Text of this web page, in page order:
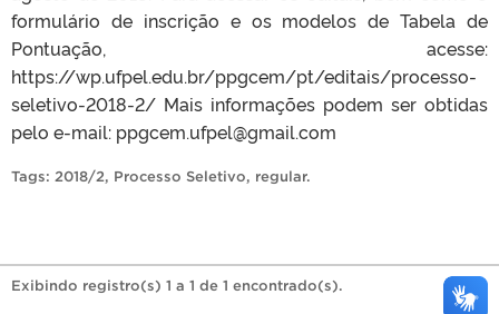
formulário de inscrição e os modelos de Tabela de
Pontuação, acesse:
https://wp.ufpel.edu.br/ppgcem/pt/editais/processo-
seletivo-2018-2/ Mais informações podem ser obtidas
pelo e-mail: ppgcem.ufpel@gmail.com
Tags: 2018/2, Processo Seletivo, regular.
Exibindo registro(s) 1 a 1 de 1 encontrado(s).